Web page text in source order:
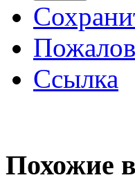
Ссылка
Похожие